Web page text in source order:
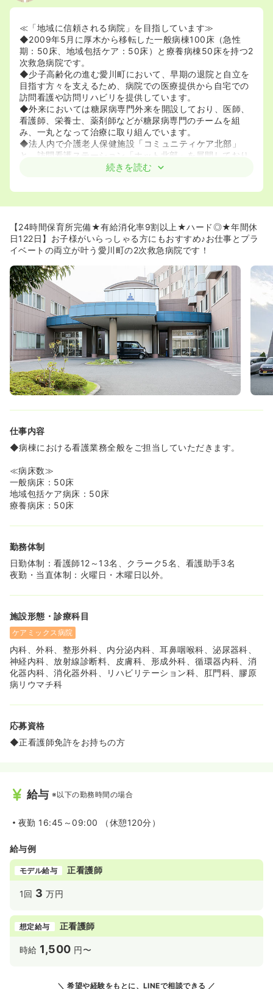
≪「地域に信頼される病院」を目指しています≫
◆2009年5月に厚木から移転した一般病棟100床（急性
期：50床、地域包括ケア：50床）と療養病棟50床を持つ2
次救急病院です。
◆少子高齢化の進む愛川町において、早期の退院と自立を
目指す方々を支えるため、病院での医療提供から自宅での
訪問看護や訪問リハビリを提供しています。
◆外来においては糖尿病専門外来を開設しており、医師、
看護師、栄養士、薬剤師などが糖尿病専門のチームを組
み、一丸となって治療に取り組んでいます。
◆法人内で介護老人保健施設「コミュニティケア北部」
と、訪問看護ステーション「ホット北部」を展開しており
≪安心の教育体制≫
資格取得された第２新卒の方も入職頂き、しっかりとお勤
め頂いております。
◆外部研修会への参加も可能です。認定看護師のファース
費用・交通費もご負担頂けます。
◆忙しくて外部の研修や勉強会に参加できないスタッフの
方々に向けて、スマホやパソコンで好きな時間に学習でき
るeラーニング制度を導入しております。在籍のスタッフ
にも好評で、利用数は増加しております♪
≪福利厚生充実≫
◆院内保育所や保育支援制度があり、雇用形態に関わらず
利用可能ですので、お子さんがいらっしゃる方でも安心し
て働くことが出来ます。
◆産休・育休も実績があり、安心できます。非常勤者の実
績もございます。
◆有給休暇の消化率が9割以上なので、連休も取りやすい
≪働きやすい環境です≫
◆夜勤は病院での勤務に慣れてから徐々に入っていただき
ます。病院に慣れるまでは夜勤に入ることはありません。
◆夜勤が入ると、夕食が無償で提供されます♪
◆無料駐車場を完備しており、マイカー通勤も可能です♪
距離に応じて交通費が出ます。
≪非常に綺麗な建物です≫
常に綺麗です。
続きを読む
【24時間保育所完備★有給消化率9割以上★ハード◎★年間休
日122日】お子様がいらっしゃる方にもおすすめ♪お仕事とプラ
イベートの両立が叶う愛川町の2次救急病院です！
仕事内容
◆病棟における看護業務全般をご担当していただきます。
≪病床数≫
一般病床：50床
地域包括ケア病床：50床
療養病床：50床
勤務体制
日勤体制：看護師12～13名、クラーク5名、看護助手3名
夜勤・当直体制：火曜日・木曜日以外。
施設形態・診療科目
ケアミックス病院
内科、外科、整形外科、内分泌内科、耳鼻咽喉科、泌尿器科、
神経内科、放射線診断料、皮膚科、形成外科、循環器内科、消
化器内科、消化器外科、リハビリテーション科、肛門科、膠原
病リウマチ科
応募資格
◆正看護師免許をお持ちの方
給与 ※以下の勤務時間の場合
夜勤 16:45～09:00 （休憩120分）
給与例
モデル給与 正看護師
1回 3 万円
想定給与 正看護師
時給 1,500 円〜
希望や経験をもとに、LINEで相談できる